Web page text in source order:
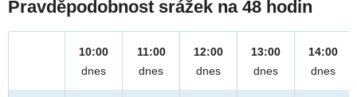
Pravděpodobnost srážek na 48 hodin
10:00
dnes
11:00
dnes
12:00
dnes
13:00
dnes
14:00
dnes